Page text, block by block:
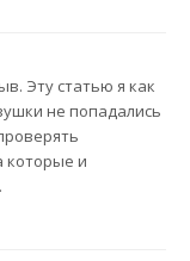
Эту статью я как
не попадались
которые и